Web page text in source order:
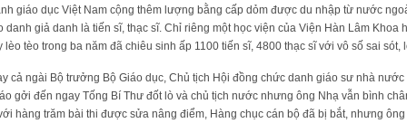
giáo dục Việt Nam cộng thêm lượng bằng cấp dỏm được du nhập từ nước
danh giả danh là tiến sĩ, thạc sĩ. Chỉ riêng một học viện của Viện Hàn Lâm Khoa
lèo tèo trong ba năm đã chiêu sinh ấp 1100 tiến sĩ, 4800 thạc sĩ với vô số sai sót,
cả ngài Bộ trưởng Bộ Giáo dục, Chủ tịch Hội đồng chức danh giáo sư nhà
gởi đến ngay Tống Bí Thư đốt lò và chủ tịch nước nhưng ông Nhạ vẫn bình
hàng trăm bài thi được sửa nâng điểm, Hàng chục cán bộ đã bị bắt, nhưng